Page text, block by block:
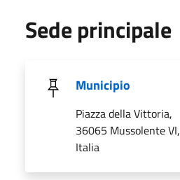
Sede principale
Municipio
Piazza della Vittoria,
36065 Mussolente VI,
Italia